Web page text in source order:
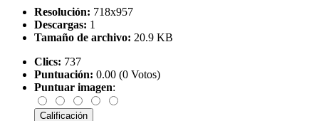
Resolución: 718x957
Descargas: 1
Tamaño de archivo: 20.9 KB
Clics: 737
Puntuación: 0.00 (0 Votos)
Puntuar imagen: